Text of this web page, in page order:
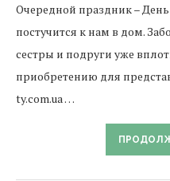
Очередной праздник –
постучится к нам в дом.
сестры и подруги уже
приобретению для
ty.com.ua …